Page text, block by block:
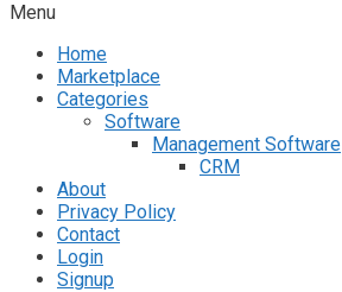
Menu
Home
Marketplace
Categories
Software
Management Software
CRM
About
Privacy Policy
Contact
Login
Signup